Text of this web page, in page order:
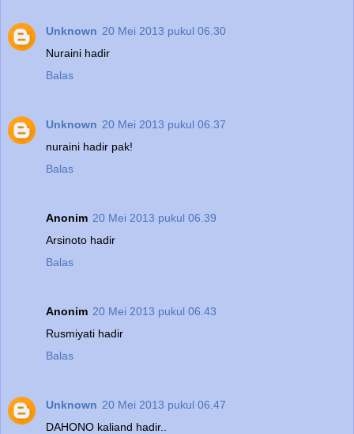
Unknown 20 Mei 2013 pukul 06.30
Nuraini hadir
Balas
Unknown 20 Mei 2013 pukul 06.37
nuraini hadir pak!
Balas
Anonim 20 Mei 2013 pukul 06.39
Arsinoto hadir
Balas
Anonim 20 Mei 2013 pukul 06.43
Rusmiyati hadir
Balas
Unknown 20 Mei 2013 pukul 06.47
DAHONO kaliand hadir..